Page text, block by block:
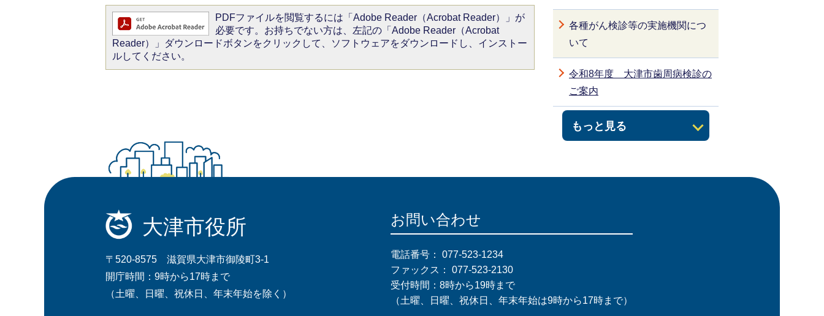
PDFファイルを閲覧するには「Adobe Reader（Acrobat Reader）」が
必要です。お持ちでない方は、左記の「Adobe Reader（Acrobat
Reader）」ダウンロードボタンをクリックして、ソフトウェアをダウンロードし、インストー
ルしてください。
もっと見る
各種がん検診等の実施機関につ
いて
令和8年度 大津市歯周病検診の
ご案内
大津市役所
〒520-8575 滋賀県大津市御陵町3-1
開庁時間：9時から17時まで
（土曜、日曜、祝休日、年末年始を除く）
お問い合わせ
電話番号： 077-523-1234
ファックス： 077-523-2130
受付時間：8時から19時まで
（土曜、日曜、祝休日、年末年始は9時から17時まで）